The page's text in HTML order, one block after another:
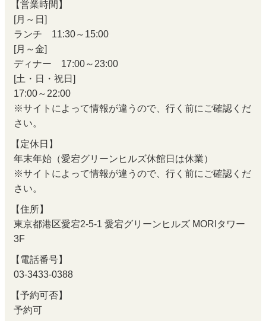
【営業時間】
[月～日]
ランチ 11:30～15:00
[月～金]
ディナー 17:00～23:00
[土・日・祝日]
17:00～22:00
※サイトによって情報が違うので、行く前にご確認くだ
さい。
【定休日】
年末年始（愛宕グリーンヒルズ休館日は休業）
※サイトによって情報が違うので、行く前にご確認くだ
さい。
【住所】
東京都港区愛宕2-5-1 愛宕グリーンヒルズ MORIタワー
3F
【電話番号】
03-3433-0388
【予約可否】
予約可